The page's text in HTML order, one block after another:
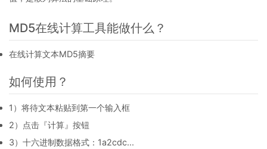
MD5在线计算工具能做什么？
在线计算文本MD5摘要
如何使用？
1）将待文本粘贴到第一个输入框
2）点击『计算』按钮
3）十六进制数据格式：1a2cdc...